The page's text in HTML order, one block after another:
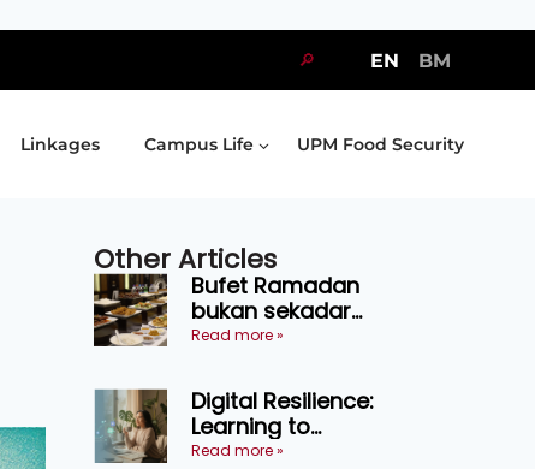
🔎 EN BM
Linkages Campus Life UPM Food Security
Other Articles
Bufet Ramadan
bukan sekadar
juadah, perlu bijak
selamat
menikmati
Read more »
Digital Resilience:
Learning to
Endure Without
Read more »